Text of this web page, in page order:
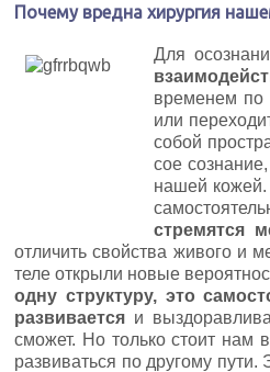
Почему вредна хирургия
Для
временем по
или
собой
сое
нашей кожей.
стремятся
отличить свойства живого и
теле открыли новые
одну структуру, это
развивается и
сможет. Но только стоит нам
развиваться по другому